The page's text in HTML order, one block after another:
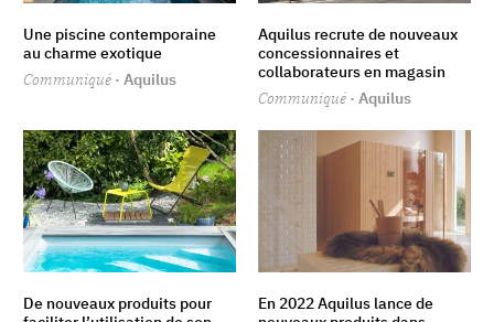
Une piscine contemporaine
au charme exotique
Communiqué · Aquilus
Aquilus recrute de nouveaux
concessionnaires et
collaborateurs en magasin
Communiqué · Aquilus
De nouveaux produits pour
En 2022 Aquilus lance de